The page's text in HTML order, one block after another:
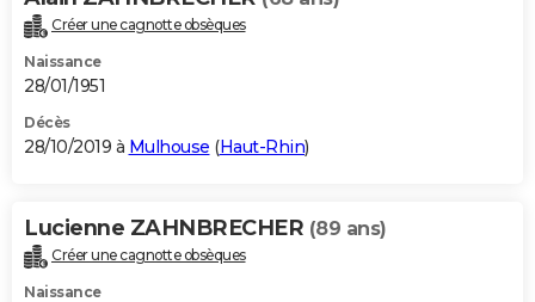
Créer une cagnotte obsèques
Naissance
28/01/1951
Décès
28/10/2019 à Mulhouse (Haut-Rhin)
Lucienne ZAHNBRECHER (89 ans)
Créer une cagnotte obsèques
Naissance